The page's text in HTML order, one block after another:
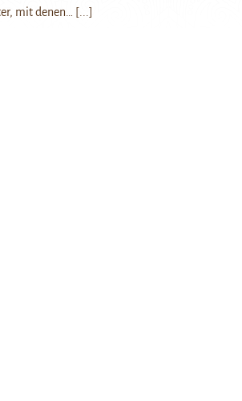
mit denen…
[...]